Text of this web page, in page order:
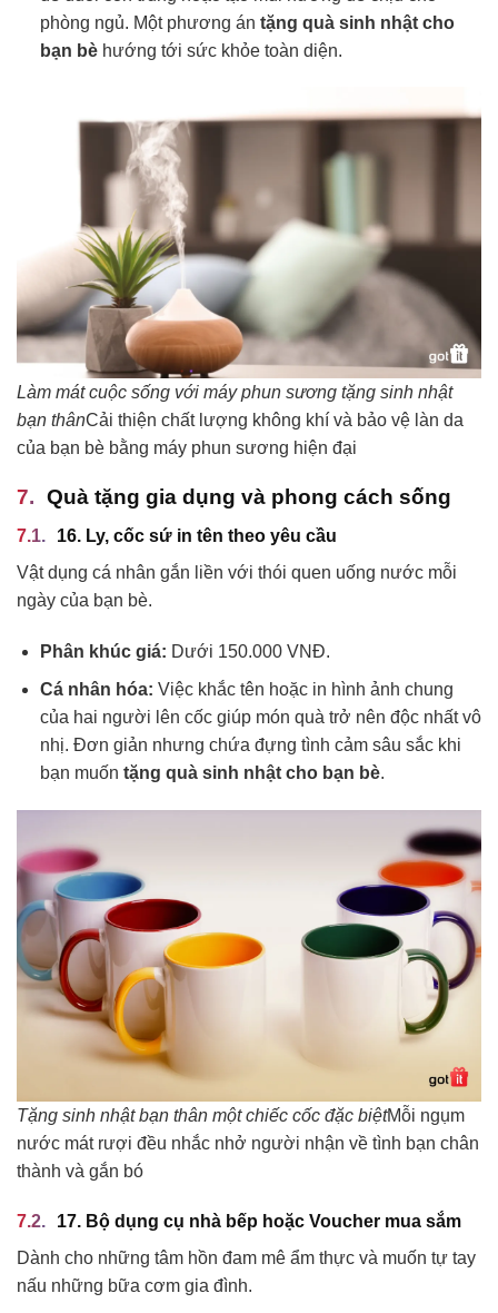
phòng ngủ. Một phương án tặng quà sinh nhật cho
bạn bèhướng tới sức khỏe toàn diện.
Làm mát cuộc sống với máy phun sương tặng sinh nhật
bạn thânCải thiện chất lượng không khí và bảo vệ làn da
của bạn bè bằng máy phun sương hiện đại
Quà tặng gia dụng và phong cách sống
16. Ly, cốc sứ in tên theo yêu cầu
Vật dụng cá nhân gắn liền với thói quen uống nước mỗi
ngày của bạn bè.
Phân khúc giá: Dưới 150.000 VNĐ.
Cá nhân hóa: Việc khắc tên hoặc in hình ảnh chung
của hai người lên cốc giúp món quà trở nên độc nhất vô
nhị. Đơn giản nhưng chứa đựng tình cảm sâu sắc khi
bạn muốn tặng quà sinh nhật cho bạn bè.
Tặng sinh nhật bạn thân một chiếc cốc đặc biệtMỗi ngụm
nước mát rượi đều nhắc nhở người nhận về tình bạn chân
thành và gắn bó
17. Bộ dụng cụ nhà bếp hoặc Voucher mua sắm
Dành cho những tâm hồn đam mê ẩm thực và muốn tự tay
nấu những bữa cơm gia đình.